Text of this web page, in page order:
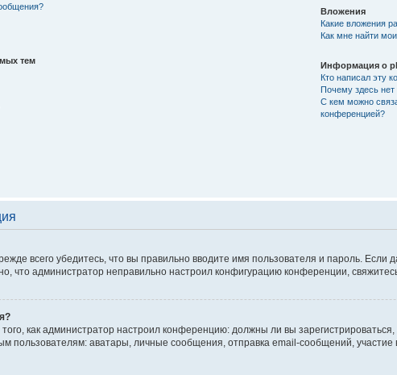
тем
Вложения
Какие вложения
Как мне найти
Информация о
Кто написал эту
Почему здесь нет
С кем можно
конференцией?
всего убедитесь, что вы правильно вводите имя пользователя и пароль.
что администратор неправильно настроил конфигурацию конференции,
как администратор настроил конференцию: должны ли вы
пользователям: аватары, личные сообщения, отправка email-сообщений, участие